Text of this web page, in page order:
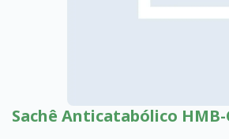
Sachê Anticatabólico HMB-